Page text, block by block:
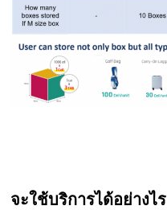
จะใช้บริการได้อย่างไร